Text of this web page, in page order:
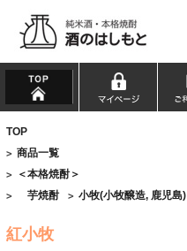
TOP
> 商品一覧
> ＜本格焼酎＞
> 芋焼酎 > 小牧(小牧醸造, 鹿児島)
紅小牧